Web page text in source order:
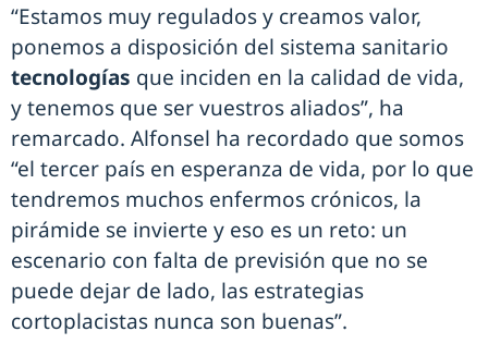
“Estamos muy regulados y creamos valor,
ponemos a disposición del sistema sanitario
tecnologías que inciden en la calidad de vida,
y tenemos que ser vuestros aliados”, ha
remarcado. Alfonsel ha recordado que somos
“el tercer país en esperanza de vida, por lo que
tendremos muchos enfermos crónicos, la
pirámide se invierte y eso es un reto: un
escenario con falta de previsión que no se
puede dejar de lado, las estrategias
cortoplacistas nunca son buenas”.